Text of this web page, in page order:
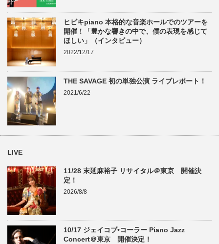
ヒビキpiano 本格的な音楽ホールでのツアーを
開催！「豊かな響きの中で、僕の表現を感じて
ほしい」（インタビュー）
2022/12/17
THE SAVAGE 初の単独公演 ライブレポート！
2021/6/22
LIVE
11/28 末延麻裕子 リサイタル＠東京 開催決
定！
2026/8/8
10/17 ジェイコブ•コーラー Piano Jazz
Concert＠東京 開催決定！